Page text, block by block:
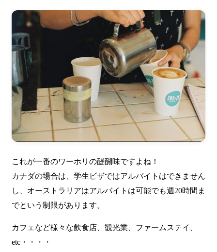
これが一番のワーホリの醍醐味ですよね！
カナダの場合は、学生ビザではアルバイトはできません
し、オーストラリアはアルバイトは可能でも週20時間ま
でという制限があります。
カフェなど様々な飲食店、観光業、ファームステイ、
etc・・・・